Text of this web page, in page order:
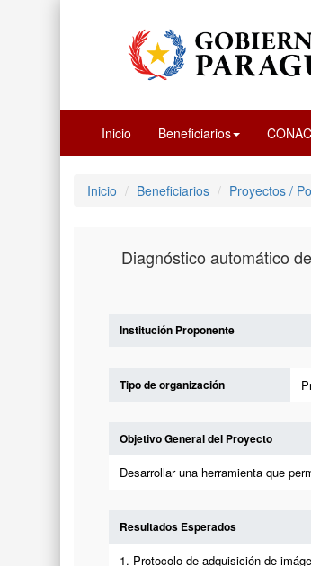
Inicio Beneficiarios
Inicio Beneficiarios Proyectos /
Diagnóstico automático
Institución Proponente
Tipo de organización
Objetivo General del Proyecto
Desarrollar una herramienta que
Resultados Esperados
1. Protocolo de adquisición de